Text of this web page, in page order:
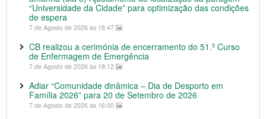
“Universidade da Cidade” para optimização das condições
de espera
7 de Agosto de 2026 às 18:47
CB realizou a cerimónia de encerramento do 51.º Curso
de Enfermagem de Emergência
7 de Agosto de 2026 às 18:12
Adiar “Comunidade dinâmica – Dia de Desporto em
Família 2026” para 20 de Setembro de 2026
7 de Agosto de 2026 às 16:00